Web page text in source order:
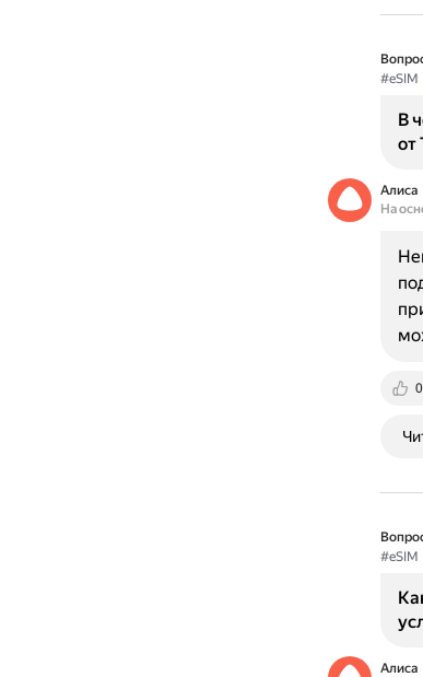
#eSIM
В
от
Алиса
На
0
#eSIM
Алиса